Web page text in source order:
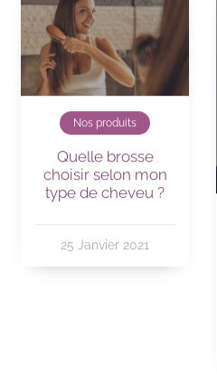
Nos produits
Quelle brosse
choisir selon mon
type de cheveu ?
25 Janvier 2021